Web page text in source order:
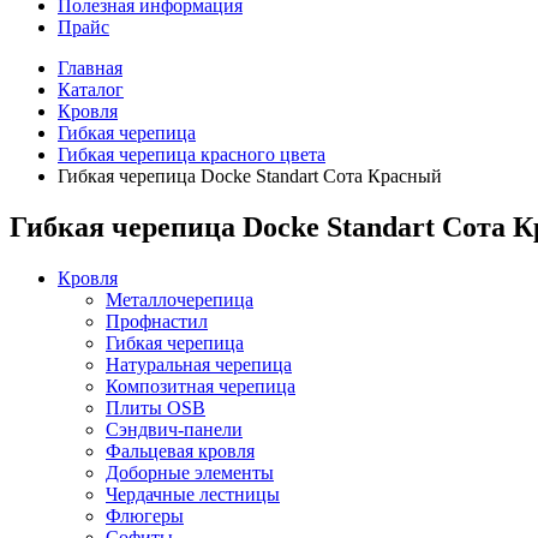
Полезная информация
Прайс
Главная
Каталог
Кровля
Гибкая черепица
Гибкая черепица красного цвета
Гибкая черепица Docke Standart Сота Красный
Гибкая черепица Docke Standart Сота
Кровля
Металлочерепица
Профнастил
Гибкая черепица
Натуральная черепица
Композитная черепица
Плиты OSB
Сэндвич-панели
Фальцевая кровля
Доборные элементы
Чердачные лестницы
Флюгеры